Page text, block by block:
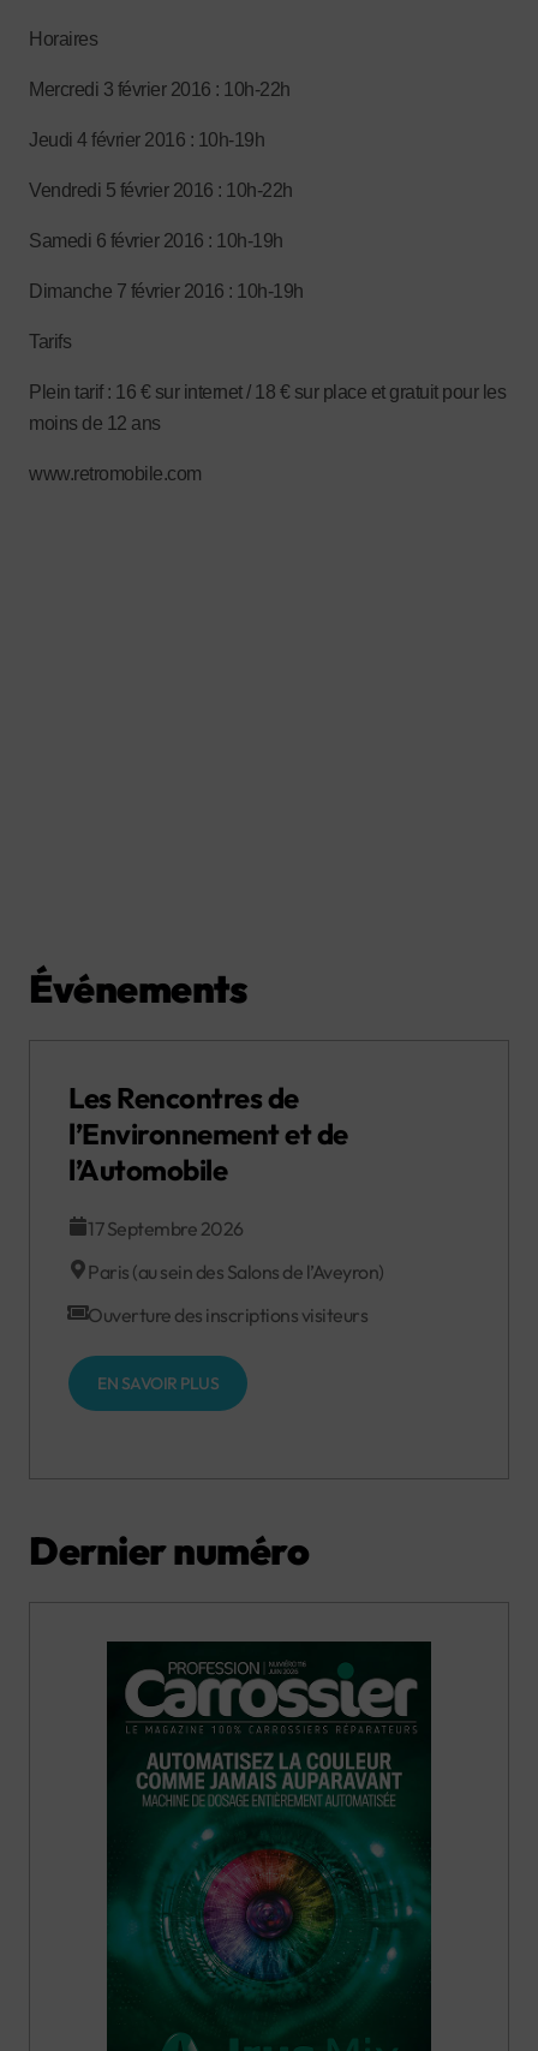
Horaires
Mercredi 3 février 2016 : 10h-22h
Jeudi 4 février 2016 : 10h-19h
Vendredi 5 février 2016 : 10h-22h
Samedi 6 février 2016 : 10h-19h
Dimanche 7 février 2016 : 10h-19h
Tarifs
Plein tarif : 16 € sur internet / 18 € sur place et gratuit pour les
moins de 12 ans
www.retromobile.com
Événements
Les Rencontres de
l’Environnement et de
l’Automobile
17 Septembre 2026
Paris (au sein des Salons de l’Aveyron)
Ouverture des inscriptions visiteurs
EN SAVOIR PLUS
Dernier numéro